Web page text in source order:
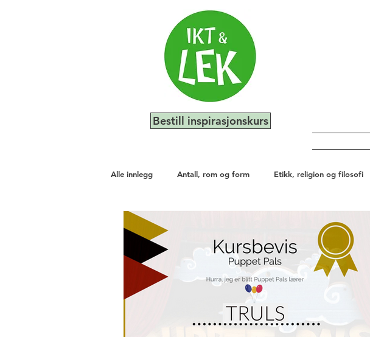
Bestill inspirasjonskurs
Alle innlegg Antall, rom og form Etikk, religion og filosofi
Kunst, kultur og kreativitet Natur, miljø og teknologi